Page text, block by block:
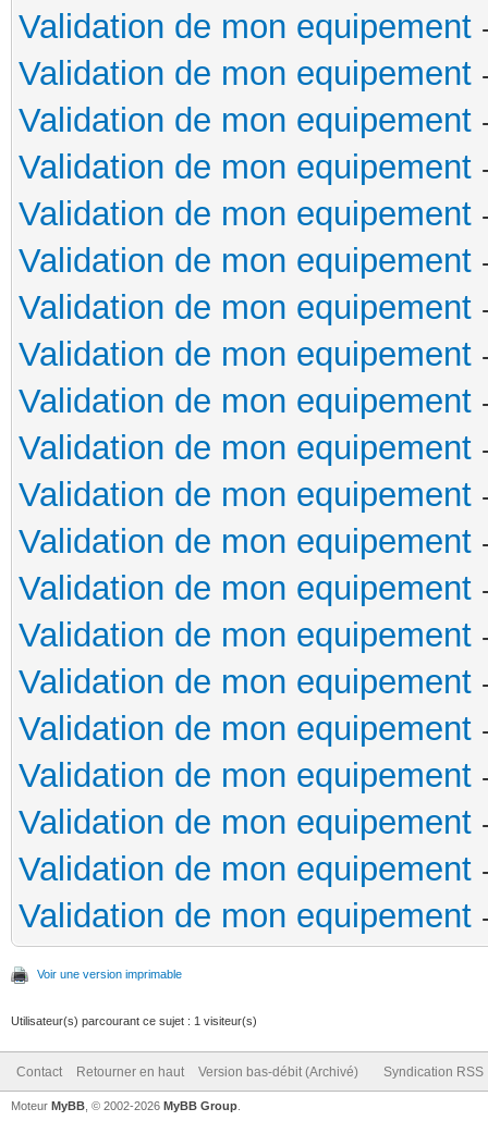
Validation de mon equipement
Validation de mon equipement
Validation de mon equipement
Validation de mon equipement
Validation de mon equipement
Validation de mon equipement
Validation de mon equipement
Validation de mon equipement
Validation de mon equipement
Validation de mon equipement
Validation de mon equipement
Validation de mon equipement
Validation de mon equipement
Validation de mon equipement
Validation de mon equipement
Validation de mon equipement
Validation de mon equipement
Validation de mon equipement
Validation de mon equipement
Validation de mon equipement
Voir une version imprimable
Utilisateur(s) parcourant ce sujet : 1 visiteur(s)
Contact Retourner en haut Version bas-débit (Archivé) Syndication RSS
Moteur MyBB , © 2002-2026 MyBB Group